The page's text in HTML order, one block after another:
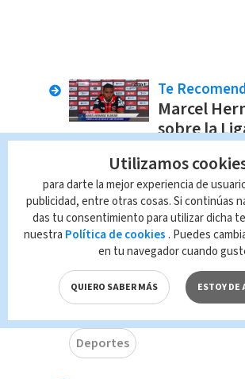
Te
Marcel
sobre la
"Llegué en
momento
aportar"
Televisión
TAGS RELACIONADOS:
Futbol Al Día Televisión
Deportes
Utilizamos
para darte la mejor experiencia de
publicidad, entre otras cosas. Si continúas
das tu consentimiento para utilizar dicha
nuestra Política de cookies . Puedes
en tu navegador cuando
QUIERO SABER MÁS ESTOY DE